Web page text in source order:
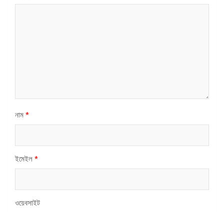
নাম *
ইমেইল *
ওয়েবসাইট